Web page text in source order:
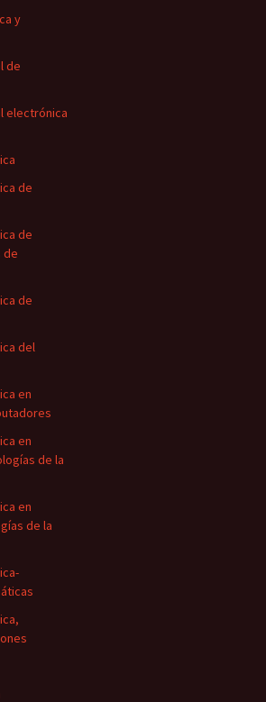
y
de
electrónica
de
de
de
de
del
en
en
de la
en
de la